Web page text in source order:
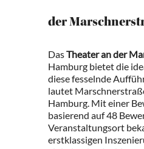
der
DasTheater an der
Hamburg bietet die
diese fesselnde
lautet
Hamburg. Mit einer
basierend auf 48
Veranstaltungsort
erstklassigen